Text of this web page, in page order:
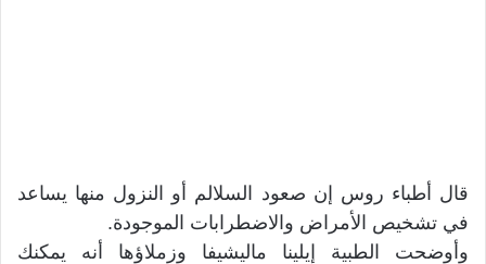
قال أطباء روس إن صعود السلالم أو النزول منها يساعد
في تشخيص الأمراض والاضطرابات الموجودة.
وأوضحت الطبية إيلينا ماليشيفا وزملاؤها أنه يمكنك